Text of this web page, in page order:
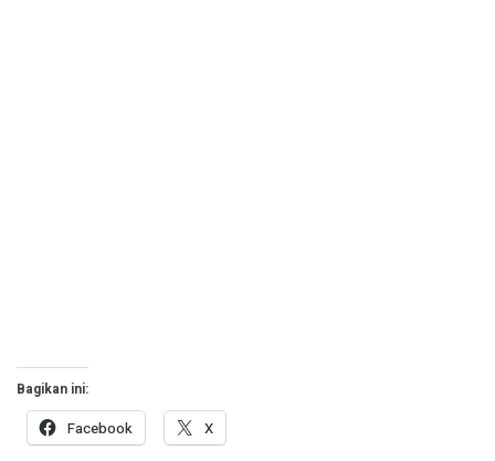
Bagikan ini:
Facebook X